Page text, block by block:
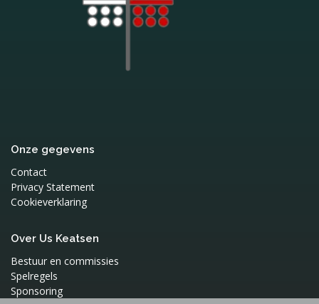
Onze gegevens
Contact
Privacy Statement
Cookieverklaring
Over Us Keatsen
Bestuur en commissies
Spelregels
Sponsoring